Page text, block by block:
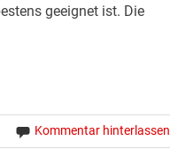
geeignet ist. Die
Kommentar hinterlassen